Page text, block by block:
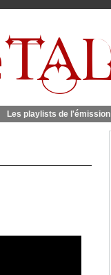
Les playlists de l'émission